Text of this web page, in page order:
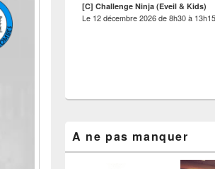
[C] Challenge Ninja (Eveil & Kids)
Le 12 décembre 2026de8h30à 13h15
A ne pas manquer